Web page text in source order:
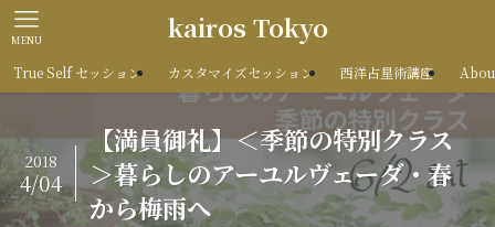
kairos Tokyo
MENU
True Self セッション カスタマイズセッション 西洋占星術講座
【満員御礼】＜季節の特別クラス
＞暮らしのアーユルヴェーダ・春
から梅雨へ
2018
4/04